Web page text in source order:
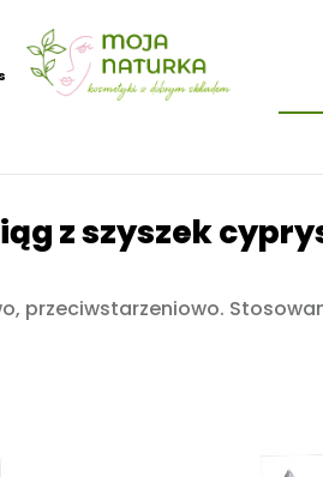
z szyszek
przeciwstarzeniowo.